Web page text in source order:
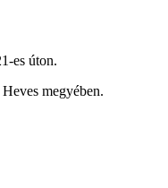
es úton.
megyében.